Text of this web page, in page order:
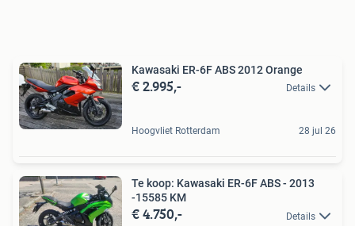
Kawasaki ER-6F ABS 2012 Orange
€ 2.995,- Details
Hoogvliet Rotterdam 28 jul 26
Te koop: Kawasaki ER-6F ABS - 2013
-15585 KM
€ 4.750,- Details